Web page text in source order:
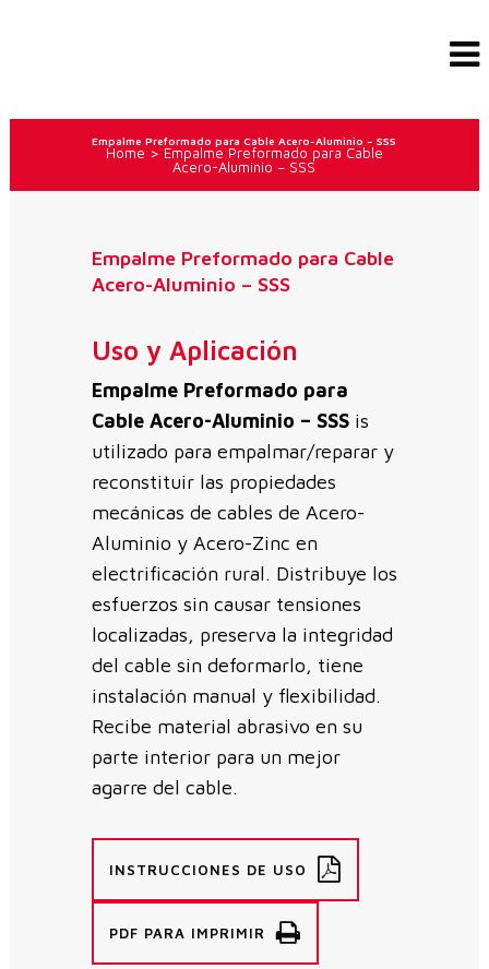
Empalme Preformado para Cable Acero-Aluminio – SSS
Home > Empalme Preformado para Cable
Acero-Aluminio – SSS
Empalme Preformado para Cable
Acero-Aluminio – SSS
Uso y Aplicación
Empalme Preformado para
Cable Acero-Aluminio – SSS is
utilizado para empalmar/reparar y
reconstituir las propiedades
mecánicas de cables de Acero-
Aluminio y Acero-Zinc en
electrificación rural. Distribuye los
esfuerzos sin causar tensiones
localizadas, preserva la integridad
del cable sin deformarlo, tiene
instalación manual y flexibilidad.
Recibe material abrasivo en su
parte interior para un mejor
agarre del cable.
INSTRUCCIONES DE USO
PDF PARA IMPRIMIR